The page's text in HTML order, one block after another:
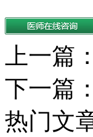
上一篇：
下一篇：
热门文